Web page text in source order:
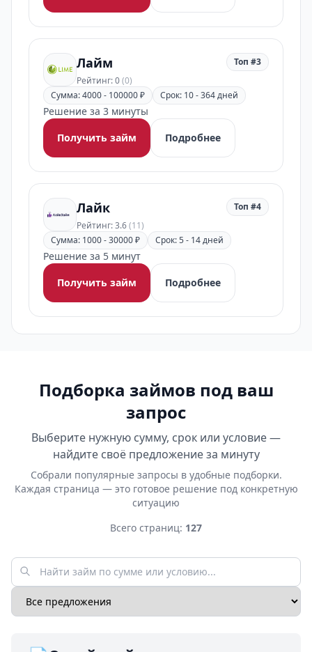
Лайм
Рейтинг: 0(0)
Топ #3
Сумма: 4000 - 100000 ₽ Срок: 10 - 364 дней
Решение за 3 минуты
Получить займ
Подробнее
Лайк
Рейтинг: 3.6(11)
Топ #4
Сумма: 1000 - 30000 ₽ Срок: 5 - 14 дней
Решение за 5 минут
Получить займ
Подробнее
Подборка займов под ваш
запрос
Выберите нужную сумму, срок или условие —
найдите своё предложение за минуту
Собрали популярные запросы в удобные подборки.
Каждая страница — это готовое решение под конкретную
ситуацию
Всего страниц: 127